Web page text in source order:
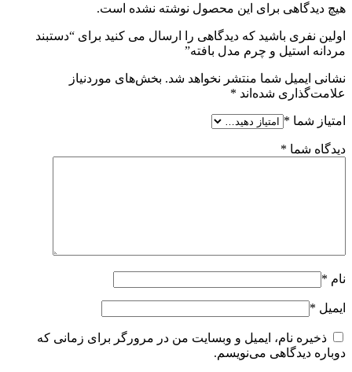
هیچ دیدگاهی برای این محصول نوشته نشده است.
اولین نفری باشید که دیدگاهی را ارسال می کنید برای “دستبند
مردانه استیل و چرم مدل بافته”
نشانی ایمیل شما منتشر نخواهد شد. بخش‌های موردنیاز
علامت‌گذاری شده‌اند *
امتیاز شما *
دیدگاه شما *
نام *
ایمیل *
ذخیره نام، ایمیل و وبسایت من در مرورگر برای زمانی که
دوباره دیدگاهی می‌نویسم.